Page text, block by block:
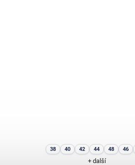
38 40 42 44 48 46
+ další